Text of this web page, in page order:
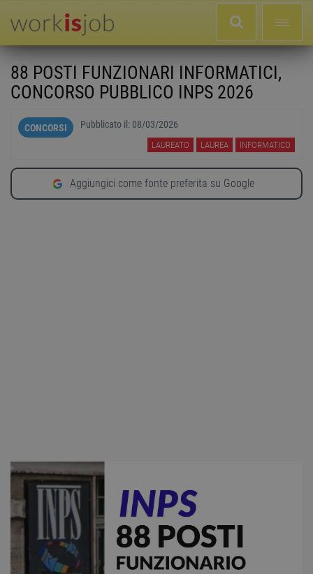
88 POSTI FUNZIONARI INFORMATICI,
CONCORSO PUBBLICO INPS 2026
CONCORSI Pubblicato il: 08/03/2026
LAUREATO LAUREA INFORMATICO
Aggiungici come fonte preferita su Google